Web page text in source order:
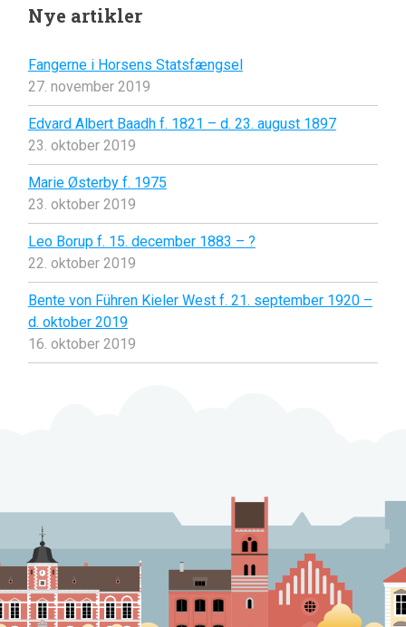
Nye artikler
Fangerne i Horsens Statsfængsel
27. november 2019
Edvard Albert Baadh f. 1821 – d. 23. august 1897
23. oktober 2019
Marie Østerby f. 1975
23. oktober 2019
Leo Borup f. 15. december 1883 – ?
22. oktober 2019
Bente von Führen Kieler West f. 21. september 1920 –
d. oktober 2019
16. oktober 2019